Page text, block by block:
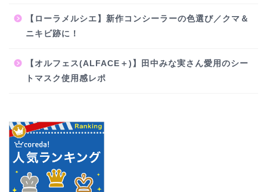
【ローラメルシエ】新作コンシーラーの色選び／クマ＆
ニキビ跡に！
【オルフェス(ALFACE＋)】田中みな実さん愛用のシー
トマスク使用感レポ